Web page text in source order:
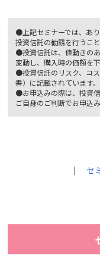
●上記セミナーでは、あ
投資信託の勧誘を行うこと
●投資信託は、値動きの
変動し、購入時の価額を
●投資信託のリスク、コ
書）に記載されています。
●お申込みの際は、投資
ご自身のご判断でお申込み
｜セ